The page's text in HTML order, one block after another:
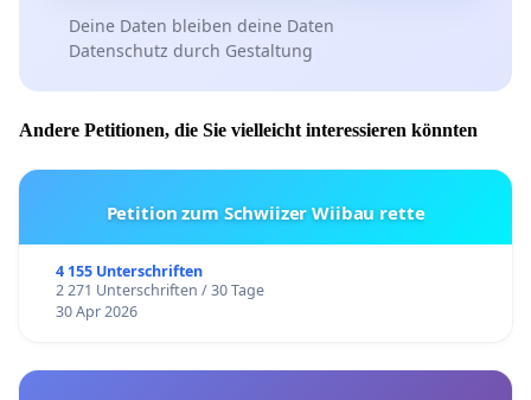
Deine Daten bleiben deine Daten
Datenschutz durch Gestaltung
Andere Petitionen, die Sie vielleicht interessieren könnten
Petition zum Schwiizer Wiibau rette
4 155 Unterschriften
2 271 Unterschriften / 30 Tage
30 Apr 2026